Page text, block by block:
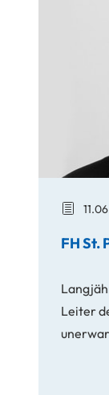
FH St.
Leiter